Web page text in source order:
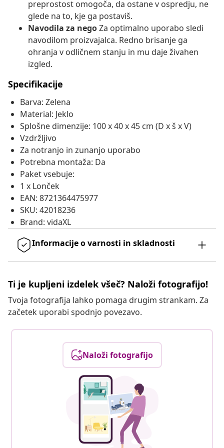
preprostost omogoča, da ostane v ospredju, ne
glede na to, kje ga postaviš.
Navodila za negoZa optimalno uporabo sledi
navodilom proizvajalca. Redno brisanje ga
ohranja v odličnem stanju in mu daje živahen
izgled.
Specifikacije
Barva: Zelena
Material: Jeklo
Splošne dimenzije: 100 x 40 x 45 cm (D x š x V)
Vzdržljivo
Za notranjo in zunanjo uporabo
Potrebna montaža: Da
Paket vsebuje:
1 x Lonček
EAN: 8721364475977
SKU: 42018236
Brand: vidaXL
Informacije o varnosti in skladnosti
Ti je kupljeni izdelek všeč? Naloži fotografijo!
Tvoja fotografija lahko pomaga drugim strankam. Za
začetek uporabi spodnjo povezavo.
Naloži fotografijo